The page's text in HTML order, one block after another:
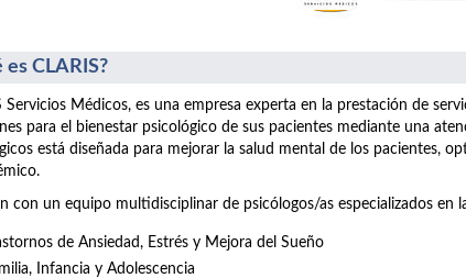
es CLARIS?
Servicios Médicos, es una empresa experta en la prestación de
para el bienestar psicológico de sus pacientes mediante una
está diseñada para mejorar la salud mental de los pacientes,
con un equipo multidisciplinar de psicólogos/as especializados en
de Ansiedad, Estrés y Mejora del Sueño
Infancia y Adolescencia